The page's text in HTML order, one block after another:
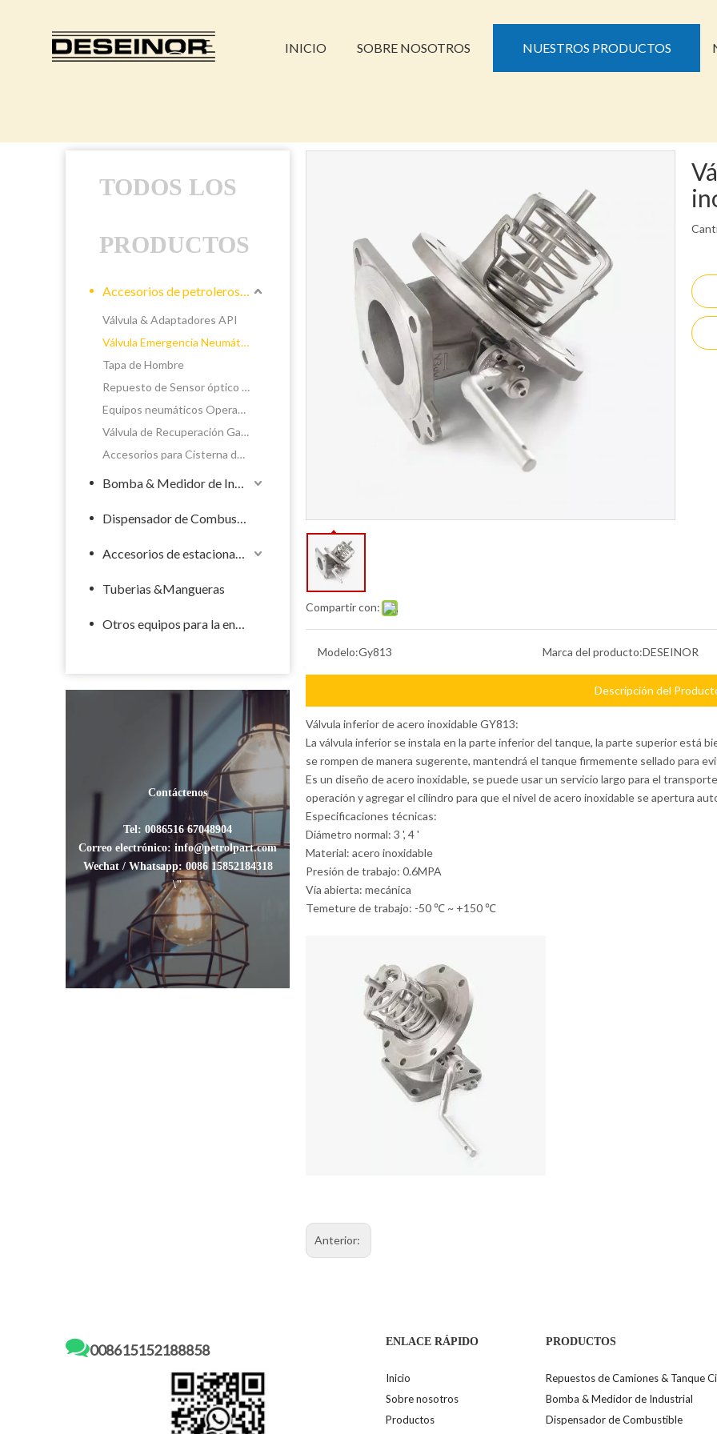
INICIO SOBRE NOSOTROS NUESTROS PRODUCTOS
TODOS LOS
PRODUCTOS
Accesorios de petroleros líquidos
Válvula & Adaptadores API
Válvula Emergencia Neumática &Manual
Tapa de Hombre
Repuesto de Sensor óptico de Sobrellenado
Equipos neumáticos Operador & Comando Compartimento
Válvula de Recuperación Gases
Accesorios para Cisterna de riego
Bomba & Medidor de Industrial
Dispensador de Combustible
Accesorios de estacionamiento de llenado
Tuberias &Mangueras
Otros equipos para la energía
Contáctenos
Tel: 0086516 67048904
Correo electrónico: info@petrolpart.com
Wechat / Whatsapp: 0086 15852184318
\"
Compartir con:
Modelo:Gy813 Marca del producto:DESEINOR
Descripción del
Válvula inferior de acero inoxidable GY813:
La válvula inferior se instala en la parte inferior del tanque, la parte superior está
se rompen de manera sugerente, mantendrá el tanque firmemente sellado para
Es un diseño de acero inoxidable, se puede usar un servicio largo para el
operación y agregar el cilindro para que el nivel de acero inoxidable se apertura
Especificaciones técnicas:
Diámetro normal: 3 ', 4 '
Material: acero inoxidable
Presión de trabajo: 0.6MPA
Vía abierta: mecánica
Temeture de trabajo: -50 ℃ ~ +150 ℃
Anterior:
008615152188858 ENLACE RÁPIDO
Inicio
Sobre nosotros
Productos
PRODUCTOS
Repuestos de Camiones & Tanque
Bomba & Medidor de Industrial
Dispensador de Combustible